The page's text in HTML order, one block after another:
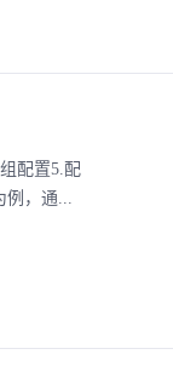
配置5.配
例，通...